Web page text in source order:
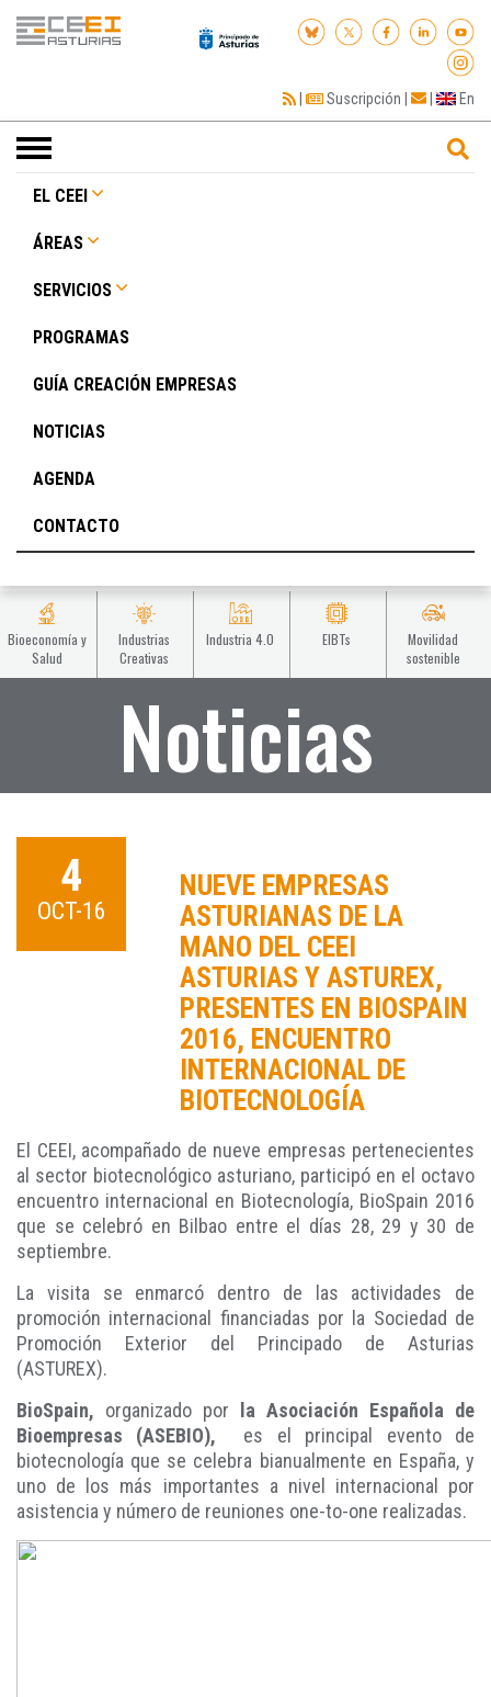
| Suscripción | | En
Toggle
navigation
EL CEEI
ÁREAS
SERVICIOS
PROGRAMAS
GUÍA CREACIÓN EMPRESAS
NOTICIAS
AGENDA
CONTACTO
Bioeconomía y
Salud
Industrias
Creativas
Industria 4.0 EIBTs
Movilidad
sostenible
Noticias
4
OCT-16
NUEVE EMPRESAS
ASTURIANAS DE LA
MANO DEL CEEI
ASTURIAS Y ASTUREX,
PRESENTES EN BIOSPAIN
2016, ENCUENTRO
INTERNACIONAL DE
BIOTECNOLOGÍA
El CEEI, acompañado de nueve empresas pertenecientes
al sector biotecnológico asturiano, participó en el octavo
encuentro internacional en Biotecnología, BioSpain 2016
que se celebró en Bilbao entre el días 28, 29 y 30 de
septiembre.
La visita se enmarcó dentro de las actividades de
promoción internacional financiadas por la Sociedad de
Promoción Exterior del Principado de Asturias
(ASTUREX).
BioSpain, organizado por la Asociación Española de
Bioempresas (ASEBIO),
es el principal evento de
biotecnología que se celebra bianualmente en España, y
uno de los más importantes a nivel internacional por
asistencia y número de reuniones one-to-one realizadas.